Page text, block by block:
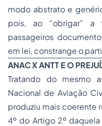
modo abstrato e
pois, ao “obrigar” a
passageiros
em lei, constrange o
ANAC X ANTT E O
Tratando do mesmo
Nacional de Aviação
produziu mais coerente
4º do Artigo 2º